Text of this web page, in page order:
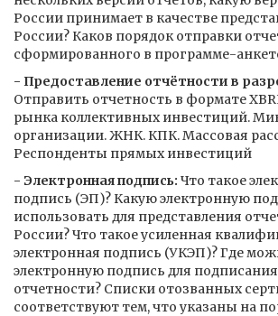
России принимает в качестве
России? Каков порядок отправки
сформированного в программе-
- Предоставление отчётности в
Отправить отчетность в формате
рынка коллективных инвестиций.
организации. ЖНК. КПК. Массовая
Респонденты прямых инвестиций
- Электронная подпись: Что такое
подпись (ЭП)? Какую электронную
использовать для представления
России? Что такое усиленная
электронная подпись (УКЭП)? Где
электронную подпись для
отчетности? Списки отозванных
соответствуют тем, что указаны на